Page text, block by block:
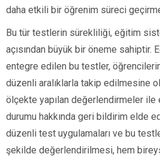
daha etkili bir öğrenim süreci
Bu tür testlerin sürekliliği, eğitim
açısından büyük bir öneme sahiptir.
entegre edilen bu testler,
düzenli aralıklarla takip edilmesine
ölçekte yapılan değerlendirmeler
durumu hakkında geri bildirim elde
düzenli test uygulamaları ve bu
şekilde değerlendirilmesi, hem